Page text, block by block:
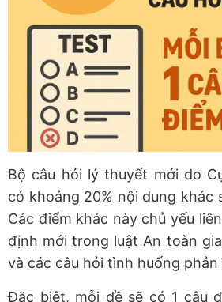
Bộ câu hỏi lý thuyết mới do
có khoảng 20% nội dung khác
Các điểm khác này chủ yếu
định mới trong luật An toàn
và các câu hỏi tình huống
Đặc biệt, mỗi đề sẽ có 1 câu